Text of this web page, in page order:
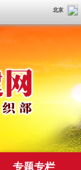
专题专栏